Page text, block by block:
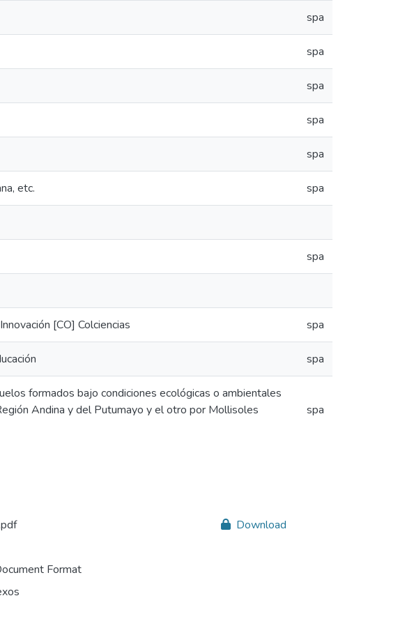
spa
spa
spa
spa
spa
etc. spa
spa
[CO] Colciencias spa
spa
formados bajo condiciones ecológicas o ambientales
Andina y del Putumayo y el otro por Mollisoles
spa
Format
Download